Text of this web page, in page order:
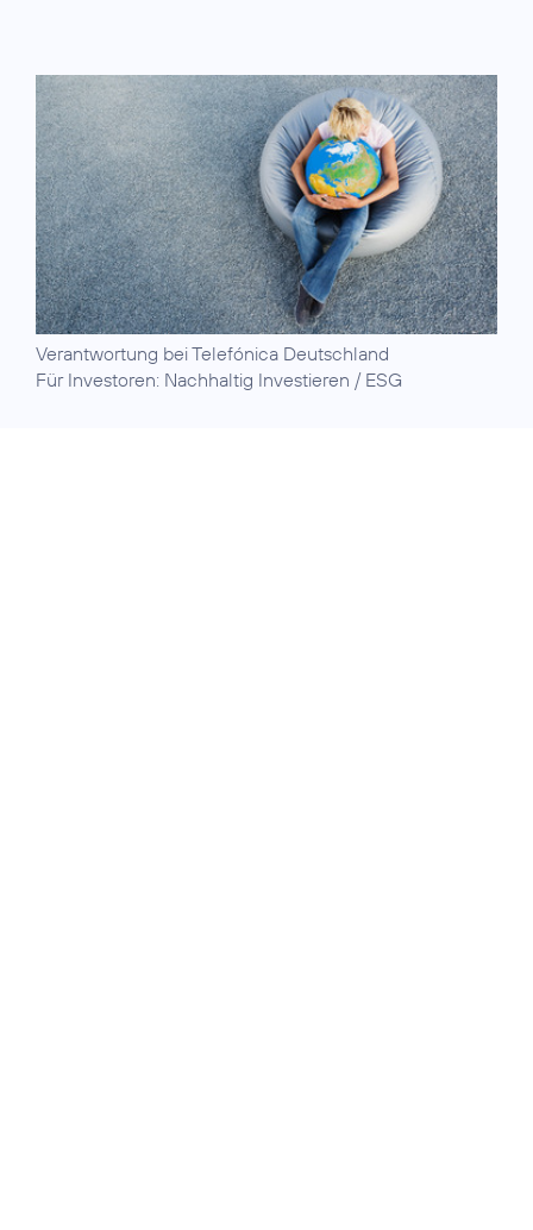
Verantwortung bei Telefónica Deutschland
Für Investoren: Nachhaltig Investieren / ESG